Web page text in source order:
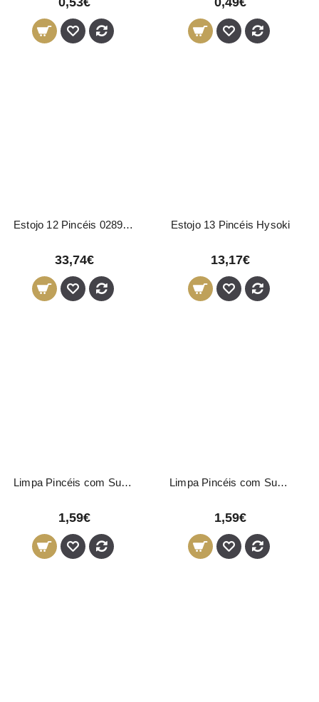
Estojo 12 Pincéis 02896 Pollié
33,74€
Estojo 13 Pincéis Hysoki
13,17€
Limpa Pincéis com Suporte Preto
1,59€
Limpa Pincéis com Suporte Rosa
1,59€